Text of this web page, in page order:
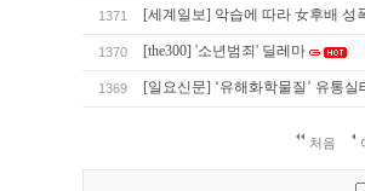
1371 [세계일보] 악습에 따라 女후배
1370 [the300] '소년범죄' 딜레마
1369 [일요신문] ‘유해화학물질’ 유통
처음